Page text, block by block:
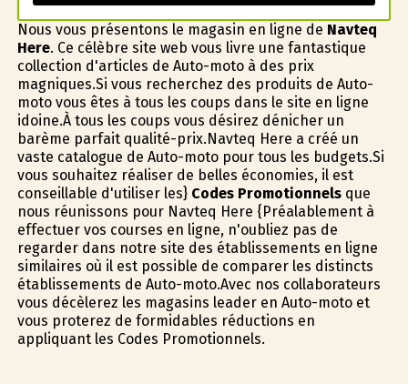
Nous vous présentons le magasin en ligne de Navteq
Here. Ce célèbre site web vous livre une fantastique
collection d'articles de Auto-moto à des prix
magnifiques.Si vous recherchez des produits de Auto-
moto vous êtes à tous les coups dans le site en ligne
idoine.À tous les coups vous désirez dénicher un
barème parfait qualité-prix.Navteq Here a créé un
vaste catalogue de Auto-moto pour tous les budgets.Si
vous souhaitez réaliser de belles économies, il est
conseillable d'utiliser les} Codes Promotionnelsque
nous réunissons pour Navteq Here {Préalablement à
effectuer vos courses en ligne, n'oubliez pas de
regarder dans notre site des établissements en ligne
similaires où il est possible de comparer les distincts
établissements de Auto-moto.Avec nos collaborateurs
vous décèlerez les magasins leader en Auto-moto et
vous profiterez de formidables réductions en
appliquant les Codes Promotionnels.